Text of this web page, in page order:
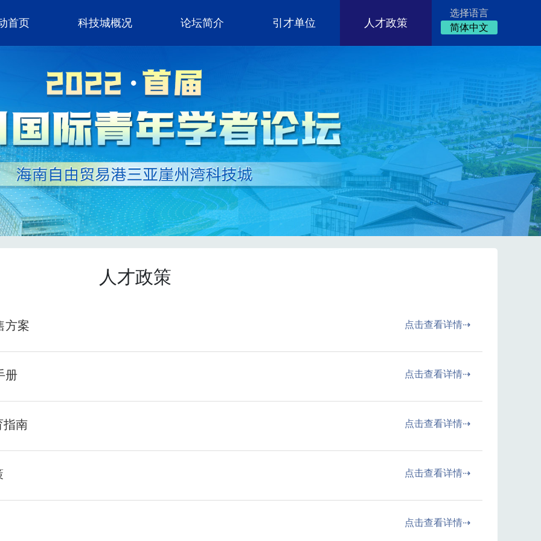
选择语言
简体中文
首页 科技城概况 论坛简介 引才单位 人才政策
人才政策
点击查看详情⇢
方案
点击查看详情⇢
册
点击查看详情⇢
指南
点击查看详情⇢
点击查看详情⇢